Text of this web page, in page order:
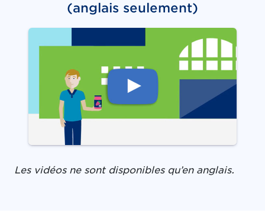
(anglais seulement)
Les vidéos ne sont disponibles qu’en anglais.